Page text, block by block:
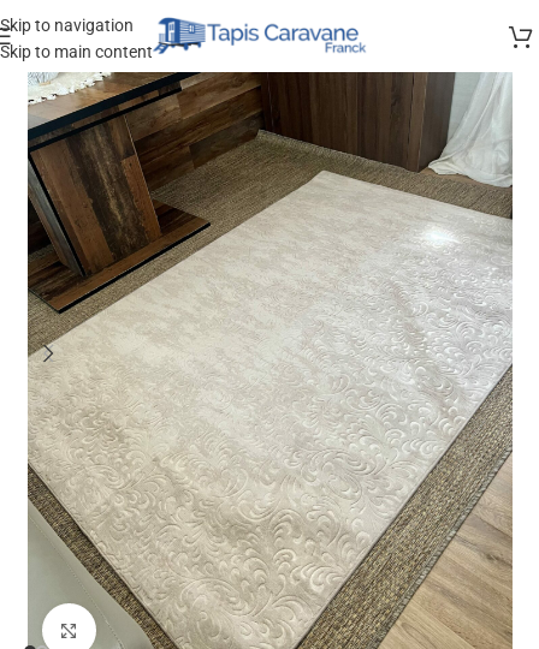
Skip to navigation
Skip to main content
Agrandir